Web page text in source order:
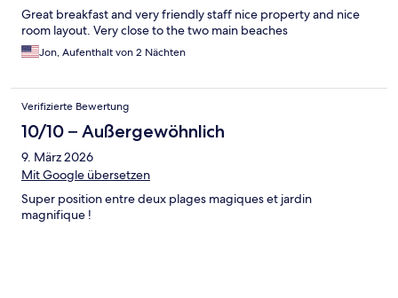
Great breakfast and very friendly staff nice property and nice
room layout. Very close to the two main beaches
Jon, Aufenthalt von 2 Nächten
Verifizierte Bewertung
10/10 – Außergewöhnlich
9. März 2026
Mit Google übersetzen
Super position entre deux plages magiques et jardin
magnifique !